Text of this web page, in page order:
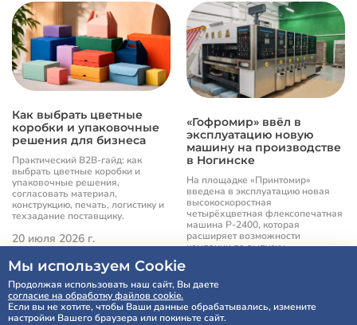
Как выбрать цветные
коробки и упаковочные
решения для бизнеса
Практический B2B-гайд: как
выбрать цветные коробки и
упаковочные решения,
согласовать материал,
конструкцию, печать, логистику и
техзадание поставщику.
20 июля 2026 г.
«Гофромир» ввёл в
эксплуатацию новую
машину на производстве
в Ногинске
На площадке «Принтомир»
введена в эксплуатацию новая
высокоскоростная
четырёхцветная флексопечатная
машина P-2400, которая
расширяет возможности
компании по выпуску
20 июля 2026 г.
Мы используем Cookie
Продолжая использовать наш сайт, Вы даете
согласие на обработку файлов cookie.
Если вы не хотите, чтобы Ваши данные обрабатывались, измените
настройки Вашего браузера или покиньте сайт.